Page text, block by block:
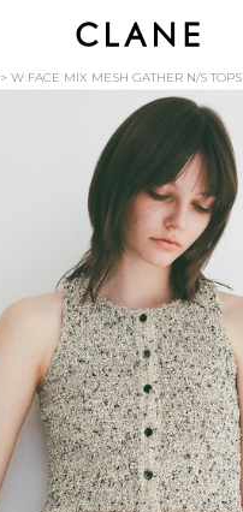
> W FACE MIX MESH GATHER N/S TOPS